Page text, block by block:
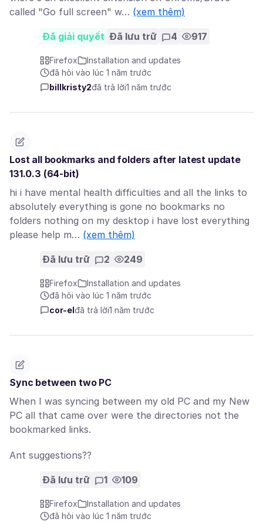
called "Go full screen" w… (xem thêm)
Đã giải quyết Đã lưu trữ 4 917
Firefox
Installation and updates
đã hỏi vào lúc 1 năm trước
billkristy2đã trả lời1 năm trước
Lost all bookmarks and folders after latest update
131.0.3 (64-bit)
hi i have mental health difficulties and all the links to
absolutely everything is gone no bookmarks no
folders nothing on my desktop i have lost everything
please help m… (xem thêm)
Đã lưu trữ 2 249
Firefox
Installation and updates
đã hỏi vào lúc 1 năm trước
cor-el đã trả lời1 năm trước
Sync between two PC
When I was syncing between my old PC and my New
PC all that came over were the directories not the
bookmarked links.
Ant suggestions??
Đã lưu trữ 1 109
Firefox
Installation and updates
đã hỏi vào lúc 1 năm trước